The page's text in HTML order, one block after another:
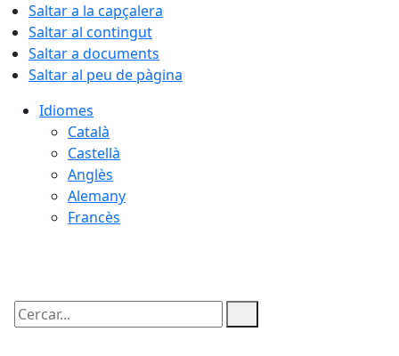
Saltar a la capçalera
Saltar al contingut
Saltar a documents
Saltar al peu de pàgina
Idiomes
Català
Castellà
Anglès
Alemany
Francès
Cercar: